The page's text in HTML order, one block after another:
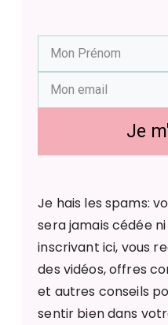
Je
Je hais les spams:
sera jamais cédée
inscrivant ici, vous
des vidéos, offres
et autres conseils
sentir bien dans